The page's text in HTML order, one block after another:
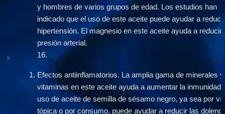
y hombres de varios grupos de edad. Los estudios han
indicado que el uso de este aceite puede ayudar a
hipertensión. El magnesio en este aceite ayuda a reducir
presión arterial.
16.
Efectos antiinflamatorios. La amplia gama de minerales y
vitaminas en este aceite ayuda a aumentar la inmunidad.
uso de aceite de semilla de sésamo negro, ya sea por
tópica o por consumo, puede ayudar a reducir las